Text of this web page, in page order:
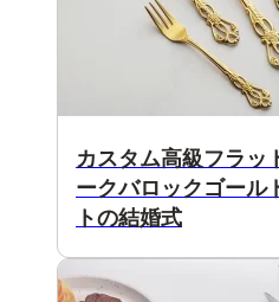
カスタム高級フラッ
ークバロックゴール
トの結婚式